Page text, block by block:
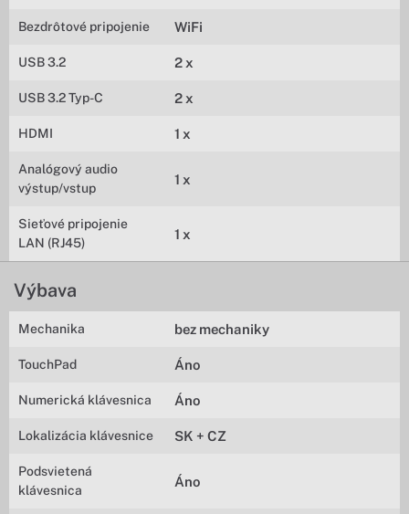
Bezdrôtové pripojenie WiFi
USB 3.2 2 x
USB 3.2 Typ-C 2 x
HDMI 1 x
Analógový audio
výstup/vstup
1 x
Sieťové pripojenie
LAN (RJ45)
1 x
Výbava
Mechanika bez mechaniky
TouchPad Áno
Numerická klávesnica Áno
Lokalizácia klávesnice SK + CZ
Podsvietená
klávesnica
Áno